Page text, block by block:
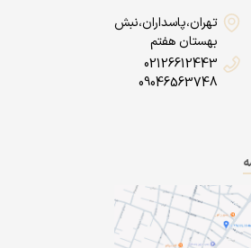
تهران،پاسداران،نبش
بهستان هفتم
02126612443
09046563748